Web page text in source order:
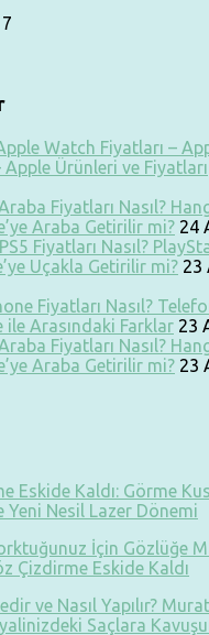
Watch Fiyatları –
Apple Ürünleri ve Fiyatları
Fiyatları Nasıl?
Araba Getirilir mi? 24
Fiyatları Nasıl?
Uçakla Getirilir mi? 23
Fiyatları Nasıl?
ile Arasındaki Farklar 23
Fiyatları Nasıl?
Araba Getirilir mi? 23
Eskide Kaldı: Görme
Yeni Nesil Lazer Dönemi
İçin Gözlüğe
Çizdirme Eskide Kaldı
ve Nasıl Yapılır?
Saçlara